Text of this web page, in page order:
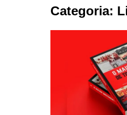
Categoria: